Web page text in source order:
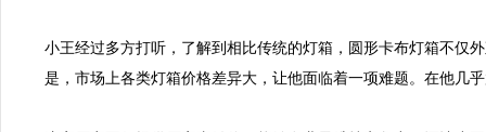
小王经过多方打听，了解到相比传统的灯箱，圆形卡布灯箱不仅
是，市场上各类灯箱价格差异大，让他面临着一项难题。在他几